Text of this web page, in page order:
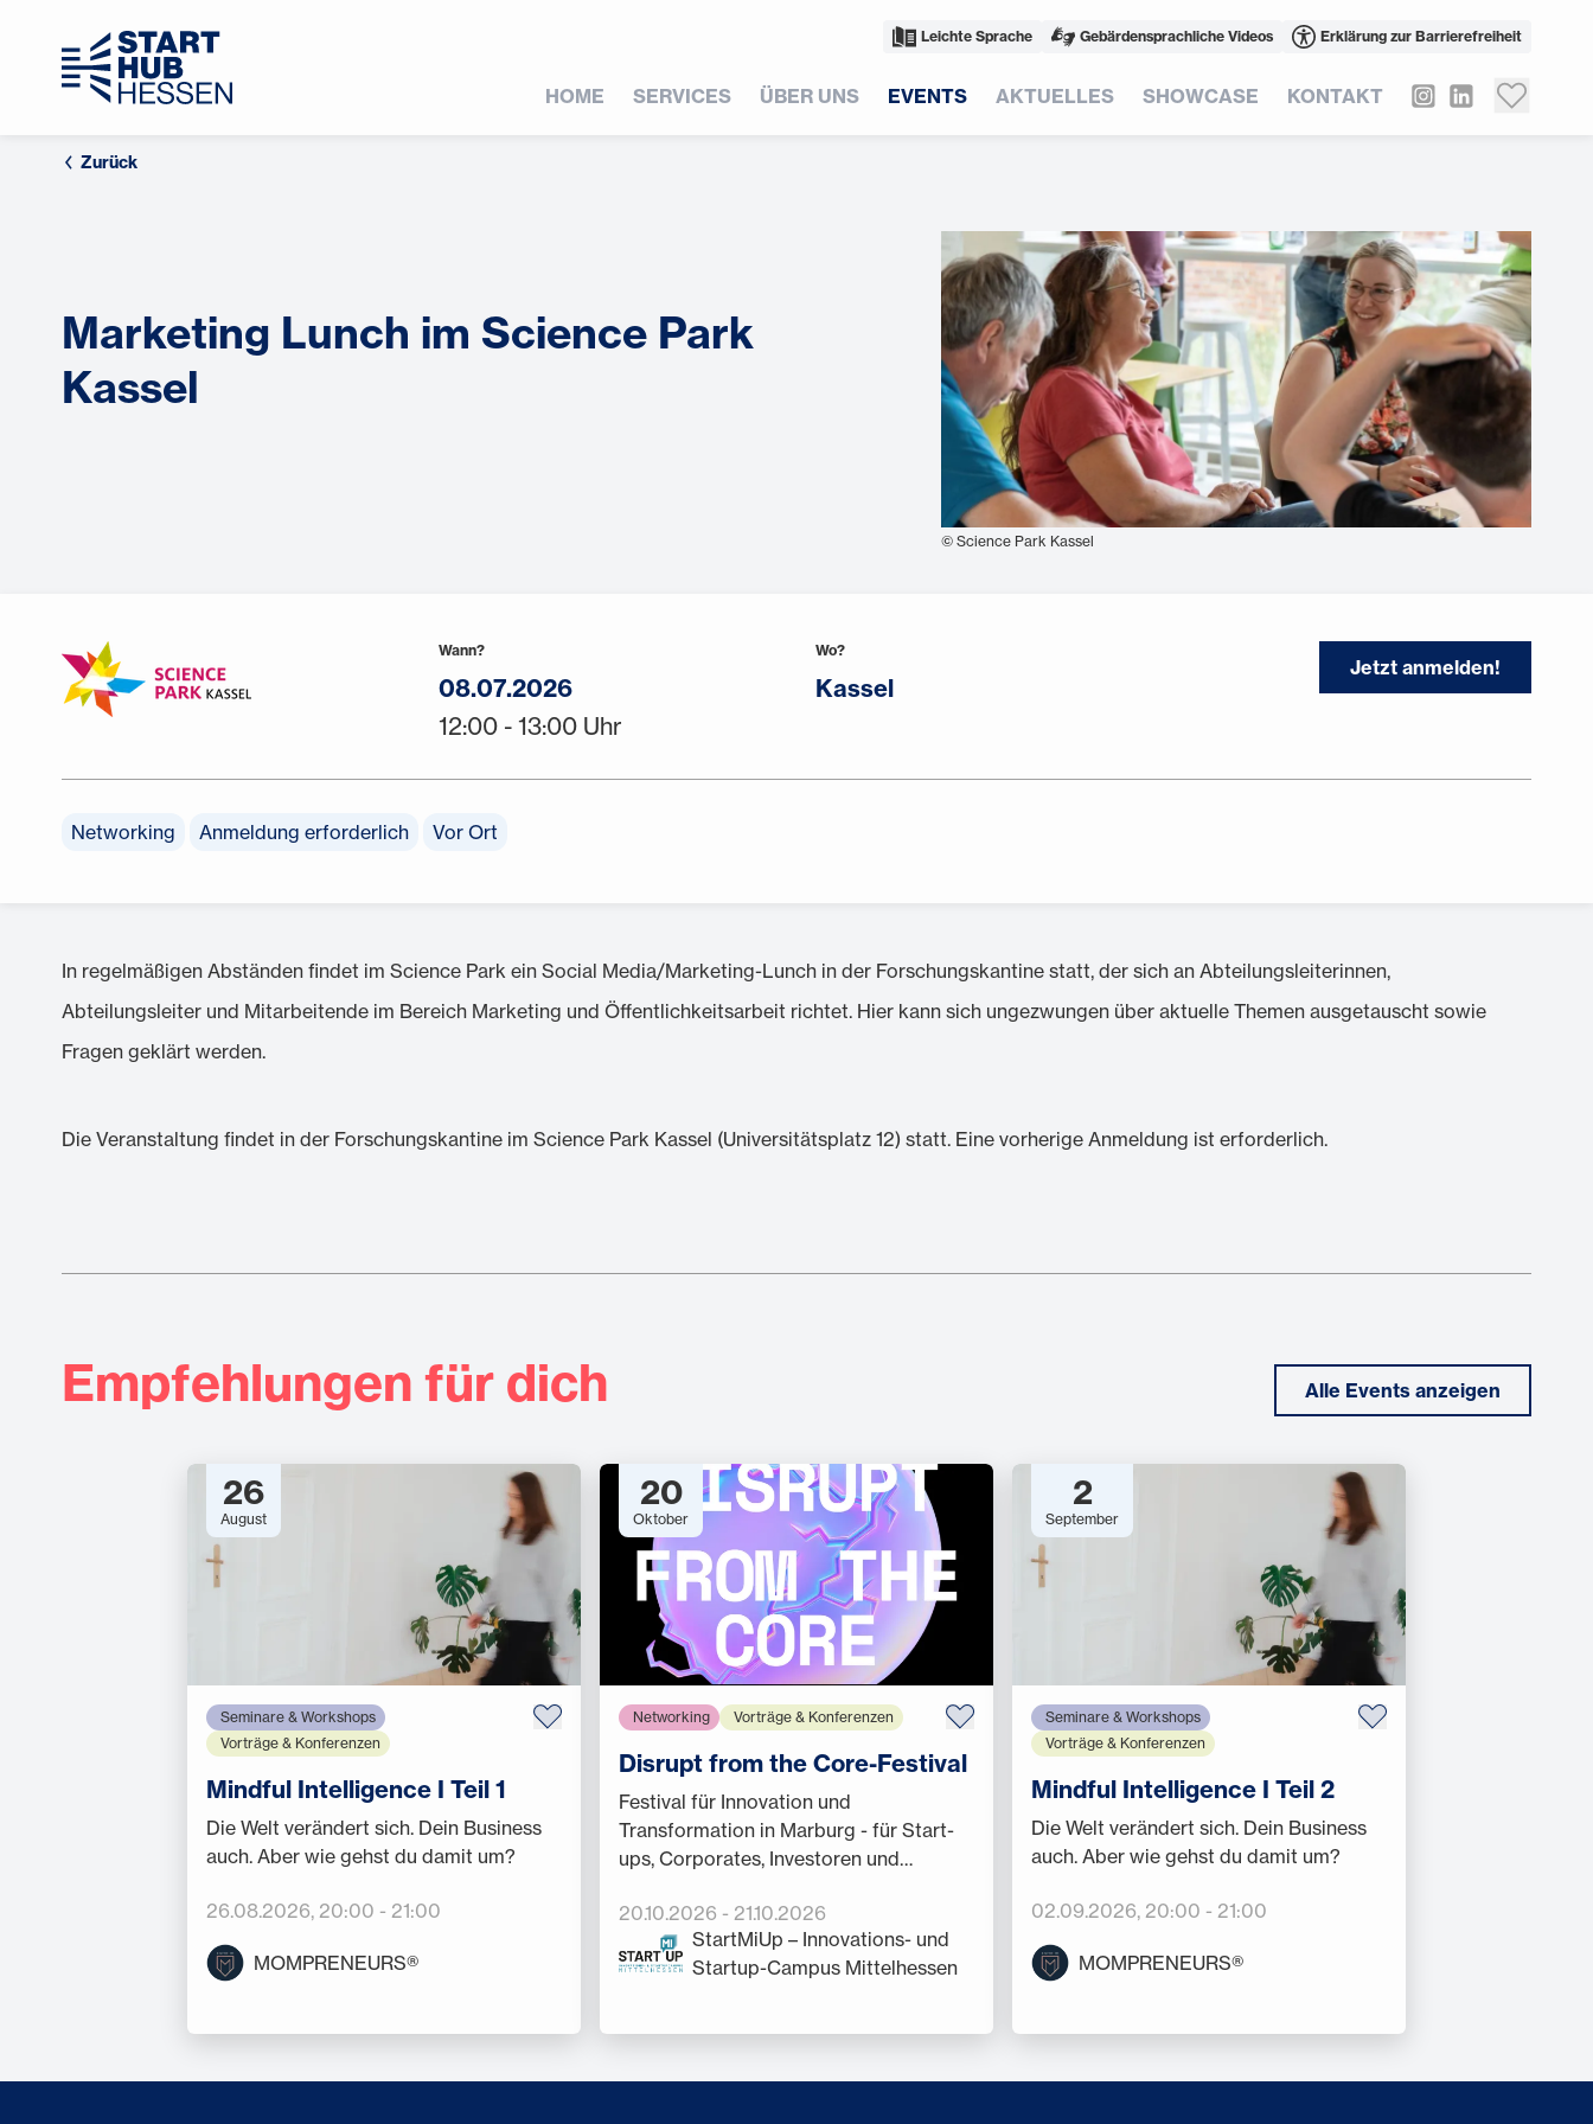
Leichte Sprache Gebärdensprachliche Videos Erklärung zur Barrierefreiheit
HOME SERVICES ÜBER UNS EVENTS AKTUELLES SHOWCASE KONTAKT
Zurück
Marketing Lunch im Science Park
Kassel
© Science Park Kassel
Wann?
08.07.2026
12:00 - 13:00 Uhr
Wo?
Kassel
Jetzt anmelden!
Networking Anmeldung erforderlich Vor Ort
In regelmäßigen Abständen findet im Science Park ein Social Media/Marketing-Lunch in der Forschungskantine statt, der sich an Abteilungsleiterinnen,
Abteilungsleiter und Mitarbeitende im Bereich Marketing und Öffentlichkeitsarbeit richtet. Hier kann sich ungezwungen über aktuelle Themen ausgetauscht sowie
Fragen geklärt werden.
Die Veranstaltung findet in der Forschungskantine im Science Park Kassel (Universitätsplatz 12) statt. Eine vorherige Anmeldung ist erforderlich.
Empfehlungen für dich Alle Events anzeigen
26
August
Seminare & Workshops
Vorträge & Konferenzen
Mindful Intelligence I Teil 1
Die Welt verändert sich. Dein Business
auch. Aber wie gehst du damit um?
26.08.2026, 20:00 - 21:00
MOMPRENEURS®
20
Oktober
Networking Vorträge & Konferenzen
Disrupt from the Core-Festival
Festival für Innovation und
Transformation in Marburg - für Start-
ups, Corporates, Investoren und
20.10.2026 - 21.10.2026
StartMiUp – Innovations- und
Startup-Campus Mittelhessen
2
September
Seminare & Workshops
Vorträge & Konferenzen
Mindful Intelligence I Teil 2
Die Welt verändert sich. Dein Business
auch. Aber wie gehst du damit um?
02.09.2026, 20:00 - 21:00
MOMPRENEURS®